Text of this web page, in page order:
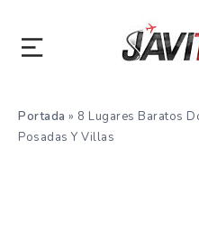
Portada » 8 Lugares Baratos
Posadas Y Villas